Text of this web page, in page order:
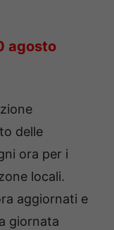
agosto
delle
ora per i
locali.
aggiornati e
giornata